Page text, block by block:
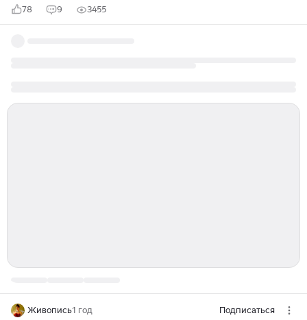
78 9 3455
Живопись1 год Подписаться